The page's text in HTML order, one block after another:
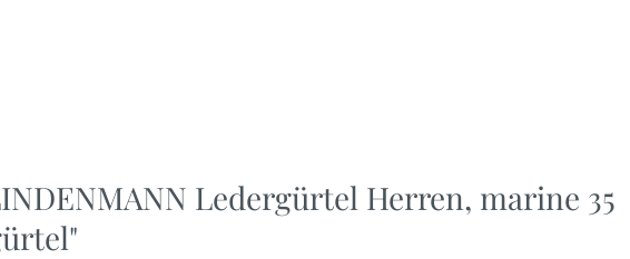
Ledergürtel Herren, marine 35